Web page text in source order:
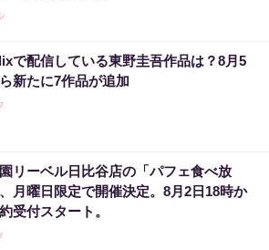
で配信している東野圭吾作品は？8月5
新たに7作品が追加
リーベル日比谷店の「パフェ食べ放
月曜日限定で開催決定。8月2日18時か
受付スタート。